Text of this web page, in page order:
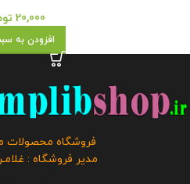
20,000
افزودن به
فروشگاه محصولات
مدیر فروشگاه :